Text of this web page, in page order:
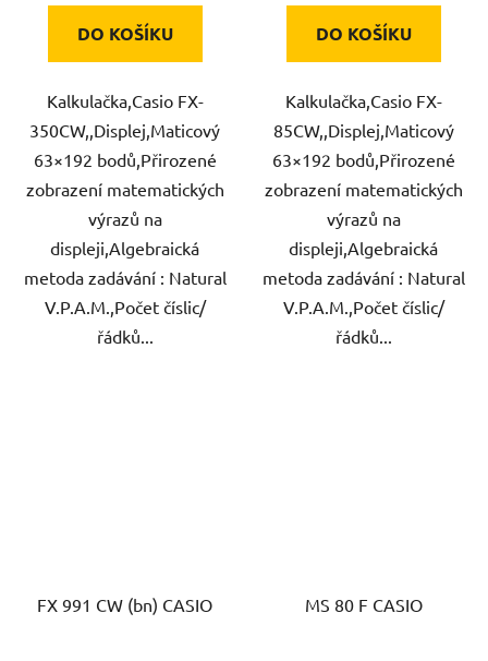
DO KOŠÍKU
Kalkulačka,Casio FX-
350CW,,Displej,Maticový
63×192 bodů,Přirozené
zobrazení matematických
výrazů na
displeji,Algebraická
metoda zadávání : Natural
V.P.A.M.,Počet číslic/
řádků...
DO KOŠÍKU
Kalkulačka,Casio FX-
85CW,,Displej,Maticový
63×192 bodů,Přirozené
zobrazení matematických
výrazů na
displeji,Algebraická
metoda zadávání : Natural
V.P.A.M.,Počet číslic/
řádků...
FX 991 CW (bn) CASIO MS 80 F CASIO